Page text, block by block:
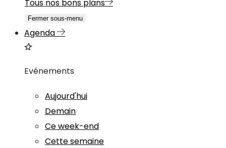
Tous nos bons plans
Fermer sous-menu
Agenda
Evénements
Aujourd'hui
Demain
Ce week-end
Cette semaine